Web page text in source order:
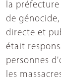
la préfecture
de
directe et
était
personnes
les